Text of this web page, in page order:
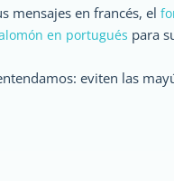
mensajes en francés, el
en portugués para
eviten las